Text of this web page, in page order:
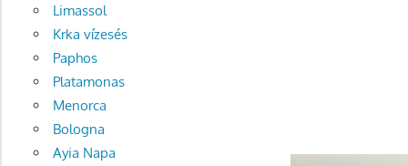
Limassol
Krka vízesés
Paphos
Platamonas
Menorca
Bologna
Ayia Napa